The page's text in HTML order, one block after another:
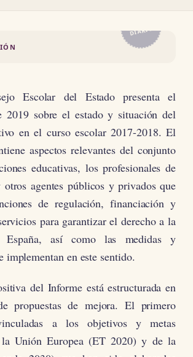
DIARIO
Escolar del Estado presenta el
2019 sobre el estado y situación del
en el curso escolar 2017-2018. El
aspectos relevantes del conjunto
educativas, los profesionales de
agentes públicos y privados que
de regulación, financiación y
para garantizar el derecho a la
España, así como las medidas y
implementan en este sentido.
del Informe está estructurada en
propuestas de mejora. El primero
a los objetivos y metas
la Unión Europea (ET 2020) y de la